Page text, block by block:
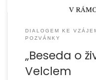
DIALOGEM KE
POZVÁNKY
„Beseda o
Velclem